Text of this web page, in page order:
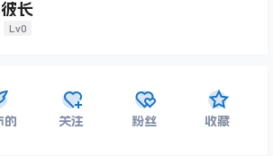
长
Lv0
的 关注 粉丝 收藏